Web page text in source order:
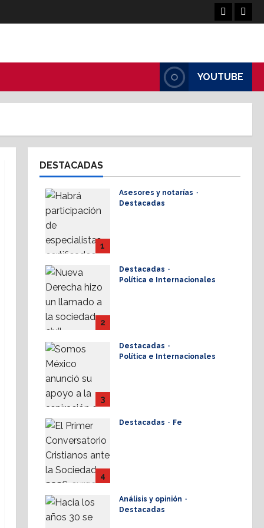
Facebook
YOUTUBE
DESTACADAS
1
Asesores y notarías
Destacadas
17 julio, 2026
2
Destacadas
Política e Internacionales
17 julio, 2026
3
Destacadas
Política e Internacionales
16 julio, 2026
4
Destacadas Fe
16 julio, 2026
Análisis y opinión
Destacadas